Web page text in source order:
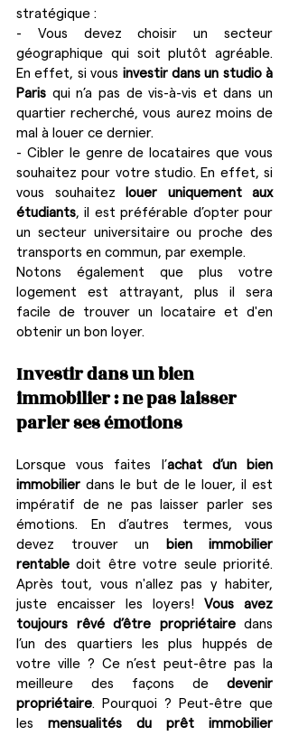
stratégique :
- Vous devez choisir un secteur
géographique qui soit plutôt agréable.
En effet, si vous investir dans un studio à
Paris qui n’a pas de vis-à-vis et dans un
quartier recherché, vous aurez moins de
mal à louer ce dernier.
- Cibler le genre de locataires que vous
souhaitez pour votre studio. En effet, si
vous souhaitez
louer uniquement aux
étudiants, il est préférable d’opter pour
un secteur universitaire ou proche des
transports en commun, par exemple.
Notons également que plus votre
logement est attrayant, plus il sera
facile de trouver un locataire et d'en
obtenir un bon loyer.
Investir dans un bien
immobilier : ne pas laisser
parler ses émotions
Lorsque vous faites l’achat d’un bien
immobilier dans le but de le louer, il est
impératif de ne pas laisser parler ses
émotions. En d’autres termes, vous
devez trouver un
bien immobilier
rentable doit être votre seule priorité.
Après tout, vous n'allez pas y habiter,
juste encaisser les loyers! Vous avez
toujours rêvé d’être propriétaire dans
l’un des quartiers les plus huppés de
votre ville ? Ce n’est peut-être pas la
meilleure des façons de devenir
propriétaire. Pourquoi ? Peut-être que
les